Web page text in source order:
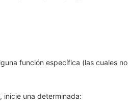
función específica (las cuales no
inicie una determinada: